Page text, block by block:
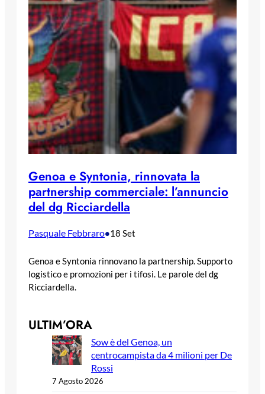
Genoa e Syntonia, rinnovata la
partnership commerciale: l’annuncio
del dg Ricciardella
Pasquale Febbraro•18 Set
Genoa e Syntonia rinnovano la partnership. Supporto
logistico e promozioni per i tifosi. Le parole del dg
Ricciardella.
ULTIM’ORA
Sow è del Genoa, un
centrocampista da 4 milioni per De
Rossi
7 Agosto 2026